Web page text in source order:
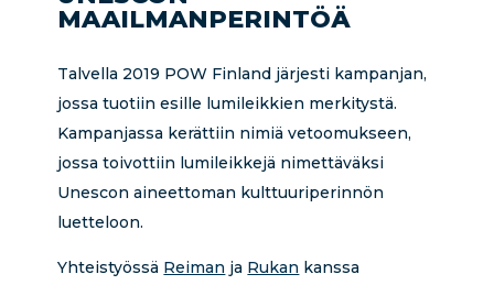
MAAILMANPERINTÖÄ
Talvella 2019 POW Finland järjesti kampanjan,
jossa tuotiin esille lumileikkien merkitystä.
Kampanjassa kerättiin nimiä vetoomukseen,
jossa toivottiin lumileikkejä nimettäväksi
Unescon aineettoman kulttuuriperinnön
luetteloon.
Yhteistyössä Reiman ja Rukan kanssa